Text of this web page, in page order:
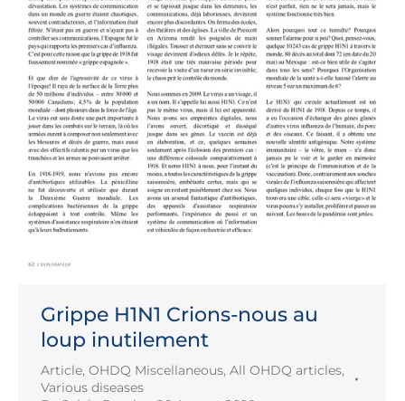
Grippe H1N1 Crions-nous au
loup inutilement
Article, OHDQ Miscellaneous, All OHDQ articles,
Various diseases